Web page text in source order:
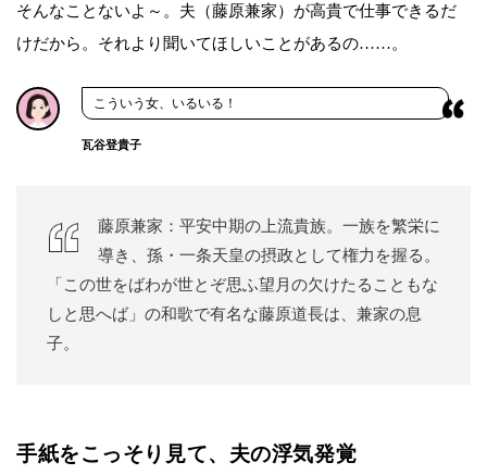
そんなことないよ～。夫（藤原兼家）が高貴で仕事できるだ
けだから。それより聞いてほしいことがあるの……。
こういう女、いるいる！
瓦谷登貴子
藤原兼家：平安中期の上流貴族。一族を繁栄に
導き、孫・一条天皇の摂政として権力を握る。
「この世をばわが世とぞ思ふ望月の欠けたることもな
しと思へば」の和歌で有名な藤原道長は、兼家の息
子。
手紙をこっそり見て、夫の浮気発覚